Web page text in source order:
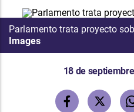
Parlamento trata proyecto
Images
18 de